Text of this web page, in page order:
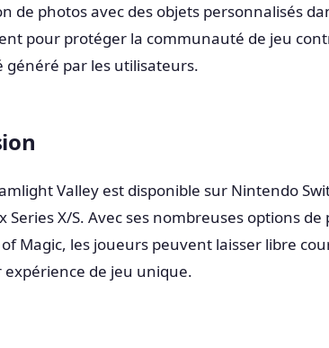
de photos avec des objets personnalisés
pour protéger la communauté de jeu
généré par les utilisateurs.
Valley est disponible sur Nintendo
Series X/S. Avec ses nombreuses options
Magic, les joueurs peuvent laisser libre
de jeu unique.